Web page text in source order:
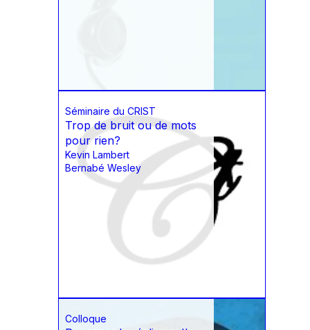
Séminaire du CRIST
Trop de bruit ou de mots
pour rien?
Kevin Lambert
Bernabé Wesley
Colloque